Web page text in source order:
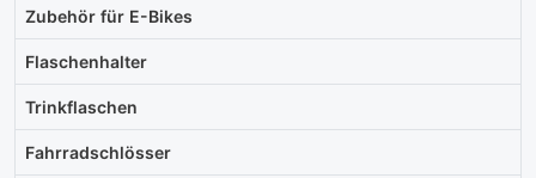
Zubehör für E-Bikes
Flaschenhalter
Trinkflaschen
Fahrradschlösser